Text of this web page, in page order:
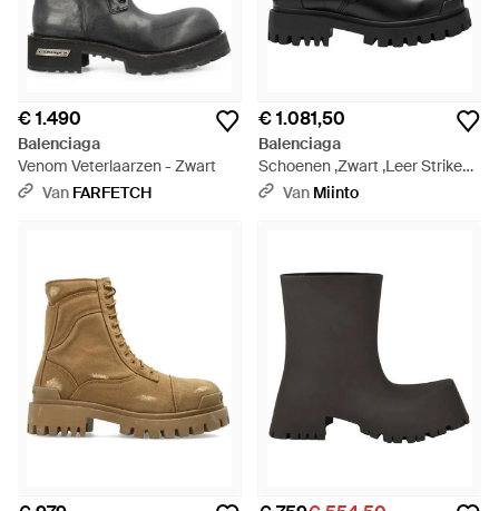
€ 1.490
Balenciaga
Venom Veterlaarzen - Zwart
Van FARFETCH
€ 1.081,50
Balenciaga
Schoenen ,Zwart ,Leer Strike
Boot - Zwart
Van Miinto